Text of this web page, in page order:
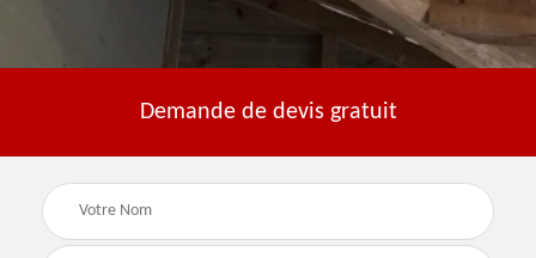
Demande de devis gratuit